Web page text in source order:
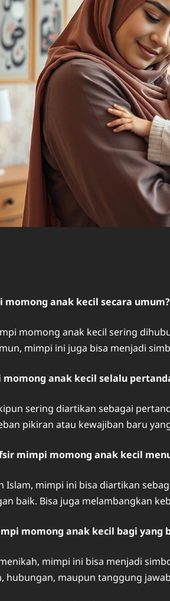
momong anak kecil secara umum?
momong anak kecil sering
mimpi ini juga bisa menjadi
momong anak kecil selalu
sering diartikan sebagai
pikiran atau kewajiban baru
mimpi momong anak kecil
Islam, mimpi ini bisa diartikan
baik. Bisa juga melambangkan
momong anak kecil bagi yang
mimpi ini bisa menjadi
hubungan, maupun tanggung